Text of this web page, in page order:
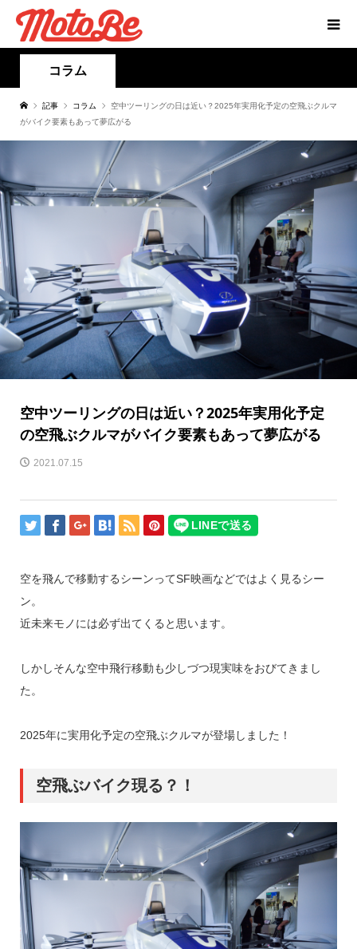
コラム
記事 コラム
空中ツーリングの日は近い？2025年実用化予定の空飛ぶクルマ
がバイク要素もあって夢広がる
空中ツーリングの日は近い？2025年実用化予定
の空飛ぶクルマがバイク要素もあって夢広がる
2021.07.15
空を飛んで移動するシーンってSF映画などではよく見るシー
ン。
近未来モノには必ず出てくると思います。
しかしそんな空中飛行移動も少しづつ現実味をおびてきまし
た。
2025年に実用化予定の空飛ぶクルマが登場しました！
空飛ぶバイク現る？！